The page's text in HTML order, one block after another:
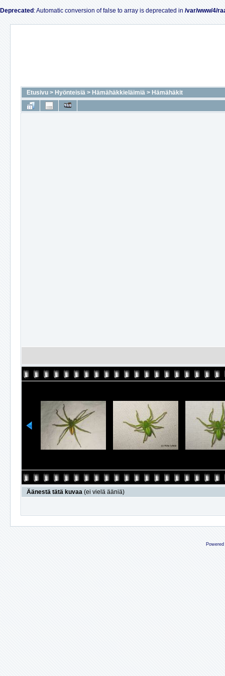
Deprecated : Automatic conversion of false to array is deprecated in /var/www/4/
Etusivu > Hyönteisiä > Hämähäkkieläimiä > Hämähäkit
Äänestä tätä kuvaa (ei vielä ääniä)